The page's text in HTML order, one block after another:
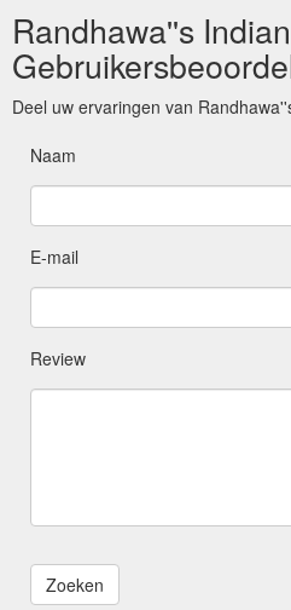
Randhawa''s
Deel uw ervaringen van
Naam
E-mail
Review